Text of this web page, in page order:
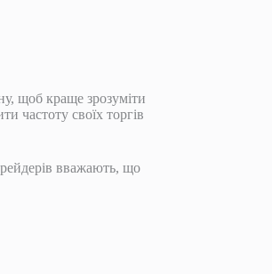
щоб краще зрозуміти
частоту своїх торгів
вважають, що